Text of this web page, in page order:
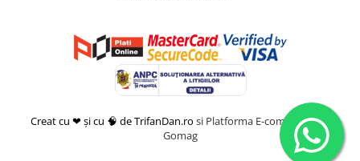
Creat cu ❤ și cu 🧠 de TrifanDan.ro si Platforma E-commerce by
Gomag